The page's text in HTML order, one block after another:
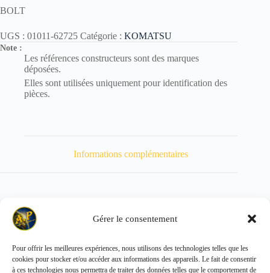
Gérer le consentement
Pour offrir les meilleures expériences, nous utilisons des technologies telles que les
cookies pour stocker et/ou accéder aux informations des appareils. Le fait de consentir
à ces technologies nous permettra de traiter des données telles que le comportement de
BOLT
UGS : 01011-62725 Catégorie : KOMATSU
Note :
Les références constructeurs sont des marques
déposées.
Elles sont utilisées uniquement pour identification des
pièces.
Informations complémentaires
Poids 723 kg
Copyright © 2026 - ALL PARTS FRANCE SAS